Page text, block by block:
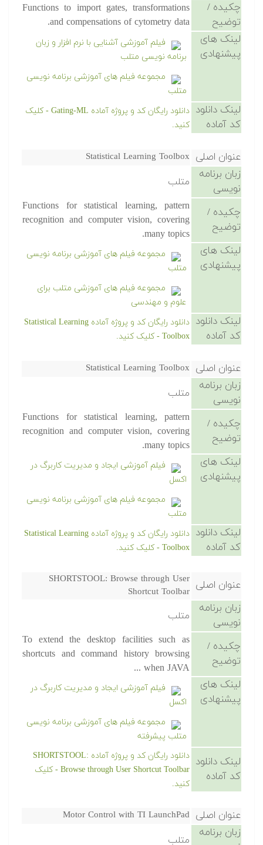
چکیده /
توضیح
Functions to import gates, transformations
and compensations of cytometry data.
لینک های
پیشنهادی
فیلم آموزشی آشنایی با نرم افزار و زبان
برنامه نویسی متلب
مجموعه فیلم های آموزشی برنامه نویسی
متلب
لینک دانلود
کد آماده
دانلود رایگان کد و پروژه آماده Gating-ML - کلیک
کنید.
عنوان اصلی Statistical Learning Toolbox
زبان برنامه
نویسی
متلب
چکیده /
توضیح
Functions for statistical learning, pattern
recognition and computer vision, covering
many topics.
لینک های
پیشنهادی
مجموعه فیلم های آموزشی برنامه نویسی
متلب
مجموعه فیلم های آموزشی متلب برای
علوم و مهندسی
لینک دانلود
کد آماده
دانلود رایگان کد و پروژه آماده Statistical Learning
Toolbox - کلیک کنید.
عنوان اصلی Statistical Learning Toolbox
زبان برنامه
نویسی
متلب
چکیده /
توضیح
Functions for statistical learning, pattern
recognition and computer vision, covering
many topics.
لینک های
پیشنهادی
فیلم آموزشی ایجاد و مدیریت کاربرگ در
اکسل
مجموعه فیلم های آموزشی برنامه نویسی
متلب
لینک دانلود
کد آماده
دانلود رایگان کد و پروژه آماده Statistical Learning
Toolbox - کلیک کنید.
عنوان اصلی SHORTSTOOL: Browse through User
Shortcut Toolbar
زبان برنامه
نویسی
متلب
چکیده /
توضیح
To extend the desktop facilities such as
shortcuts and command history browsing
when JAVA ...
لینک های
پیشنهادی
فیلم آموزشی ایجاد و مدیریت کاربرگ در
اکسل
مجموعه فیلم های آموزشی برنامه نویسی
متلب پیشرفته
لینک دانلود
کد آماده
دانلود رایگان کد و پروژه آماده SHORTSTOOL:
Browse through User Shortcut Toolbar - کلیک
کنید.
عنوان اصلی Motor Control with TI LaunchPad
زبان برنامه
متلب